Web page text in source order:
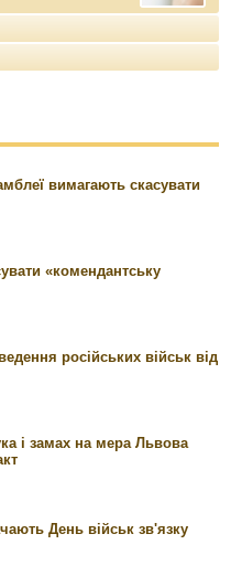
вимагають скасувати
«комендантську
російських військ від
і замах на мера Львова
День військ зв'язку